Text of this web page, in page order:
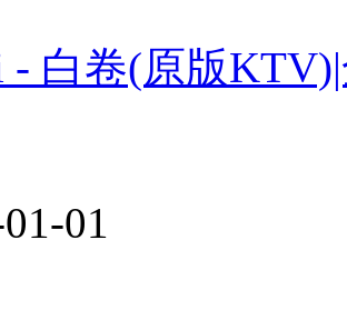
- 白卷(原版
01